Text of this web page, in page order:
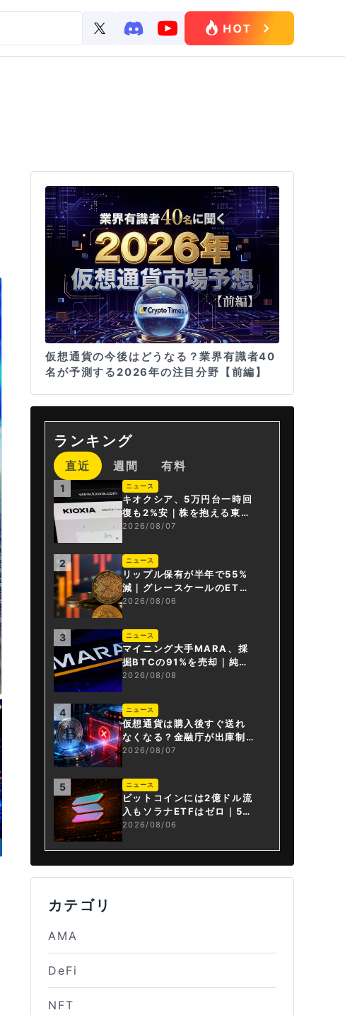
仮想通貨の今後はどうなる？業界有識者40
名が予測する2026年の注目分野【前編】
ランキング
直近 週間 有料
1 ニュース
キオクシア、5万円台一時回
復も2%安｜株を抱える東芝
は純利益30倍
2026/08/07
2 ニュース
リップル保有が半年で55%
減｜グレースケールのET
F、純資産1.6億ドル減
2026/08/06
3 ニュース
マイニング大手MARA、採
掘BTCの91%を売却｜純損
失6億ドル
2026/08/08
4 ニュース
仮想通貨は購入後すぐ送れ
なくなる？金融庁が出庫制
限を要請
2026/08/07
5 ニュース
ビットコインには2億ドル流
入もソラナETFはゼロ｜5営
業日連続で停止
2026/08/06
カテゴリ
AMA
DeFi
NFT